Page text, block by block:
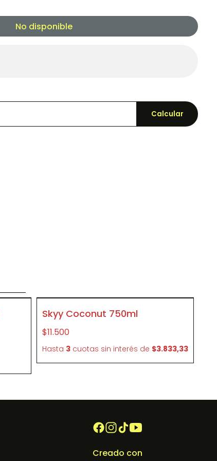
No disponible
Calcular
SIN STOCK
P265
Skyy Coconut 750ml
$11.500
Hasta 3 cuotas sin interés de $3.833,33
Creado con